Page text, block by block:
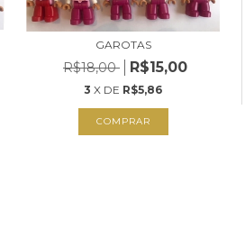
GAROTAS
R$18,00 R$15,00
3 X DE R$5,86
COMPRAR